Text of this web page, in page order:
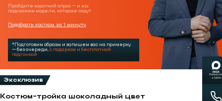
Пройдите короткий опрос — и мы
подскажем модели, которые сядут
Подобрать костюм за 1 минуту
*Подготовим образы и запишем вас на примерку
— без очереди, с подарком и бесплатной
подгонкой
Перейти к товару Костюм-тройка шоколадный цвет
Эксклюзив
Костюм-тройка шоколадный цвет
в MAX